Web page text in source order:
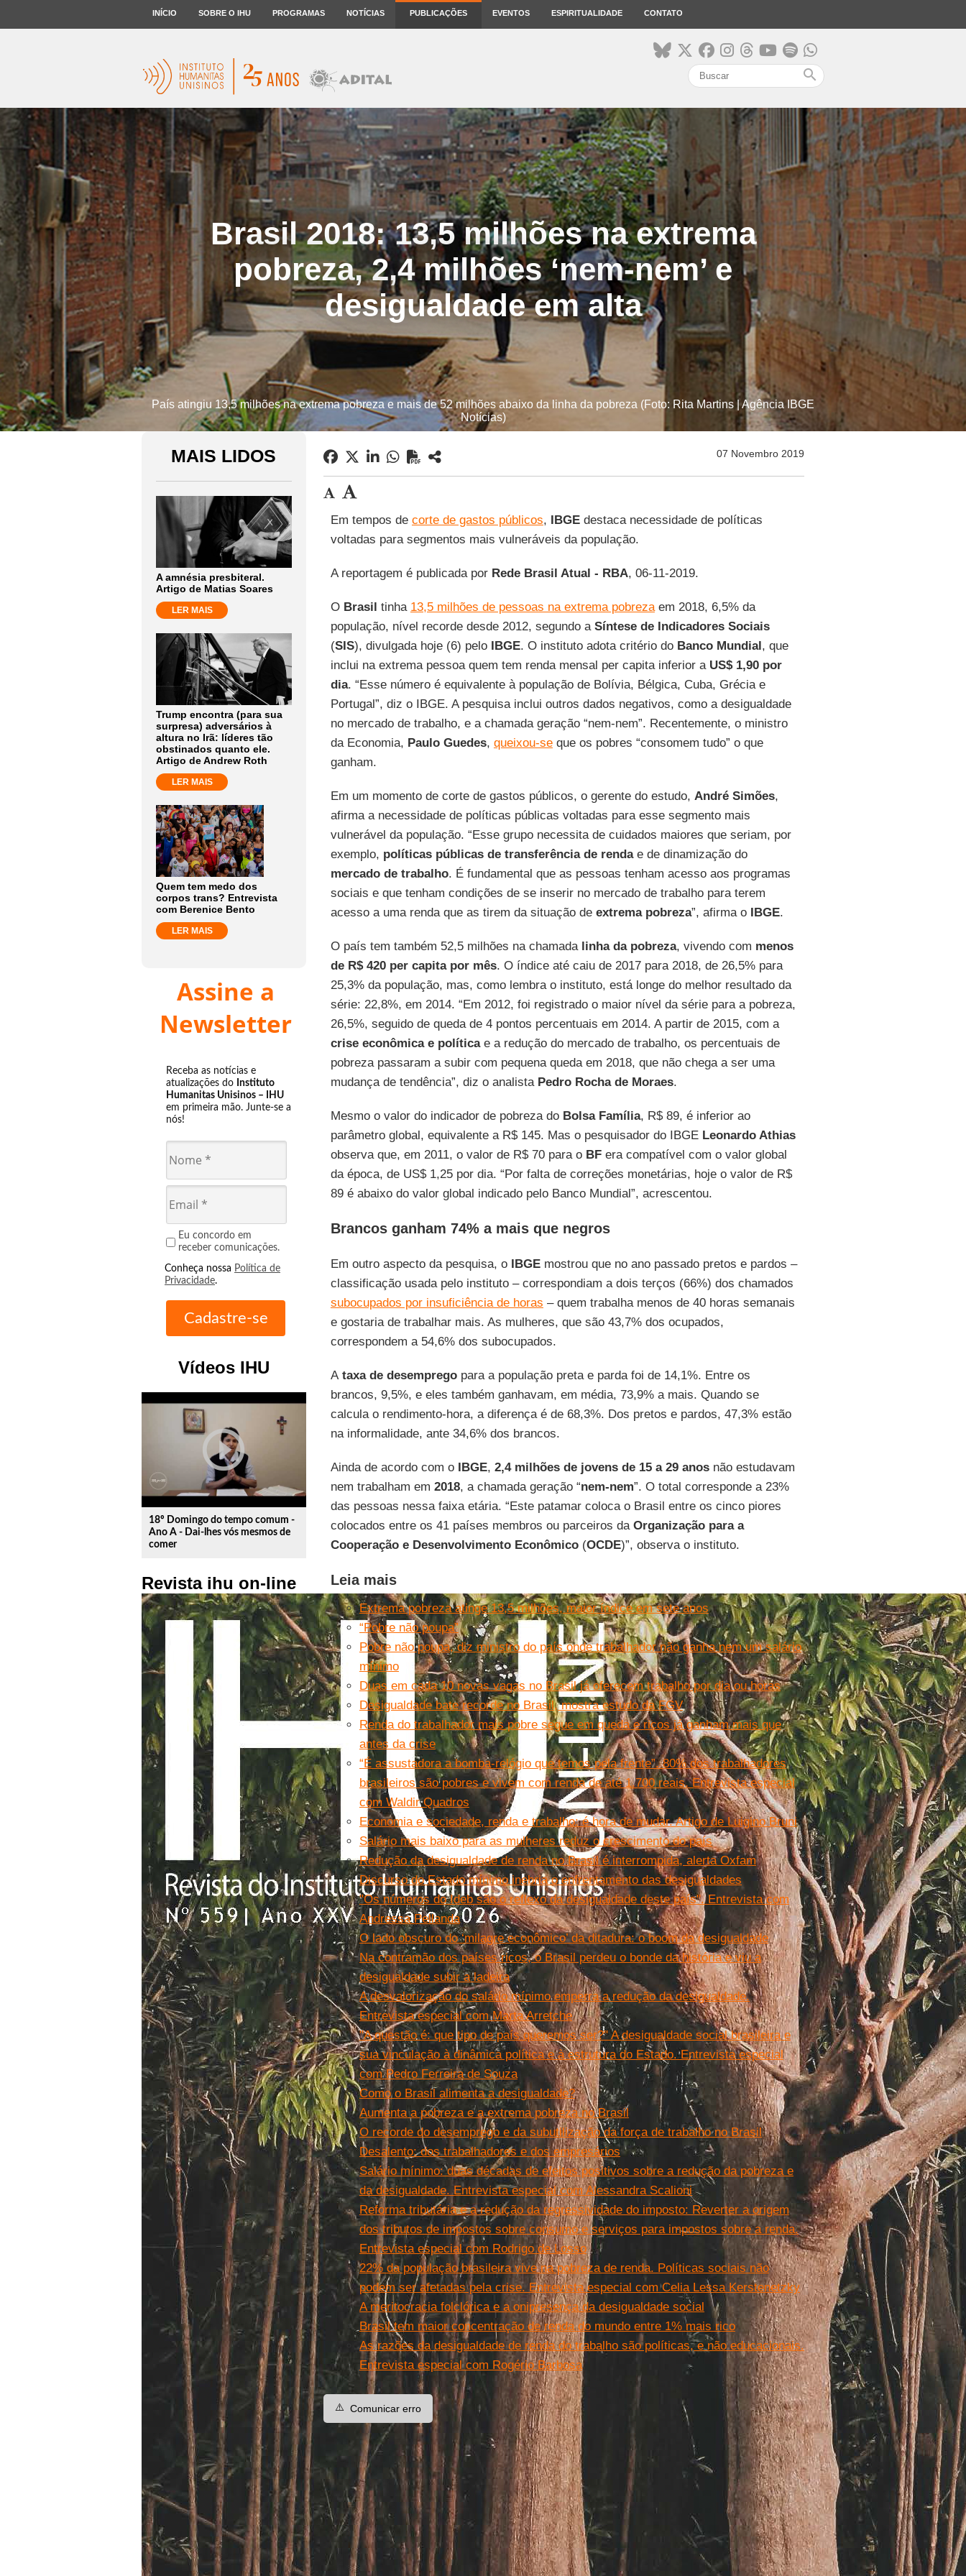
INÍCIO SOBRE O IHU PROGRAMAS NOTÍCIAS PUBLICAÇÕES EVENTOS ESPIRITUALIDADE CONTATO
search
Brasil 2018: 13,5 milhões na extrema
pobreza, 2,4 milhões ‘nem-nem’ e
desigualdade em alta
País atingiu 13,5 milhões na extrema pobreza e mais de 52 milhões abaixo da linha da pobreza (Foto: Rita Martins | Agência IBGE
Notícias)
MAIS LIDOS
A amnésia presbiteral.
Artigo de Matias Soares
LER MAIS
Trump encontra (para sua
surpresa) adversários à
altura no Irã: líderes tão
obstinados quanto ele.
Artigo de Andrew Roth
LER MAIS
Quem tem medo dos
corpos trans? Entrevista
com Berenice Bento
LER MAIS
Assine a
Newsletter
Receba as notícias e
atualizações do Instituto
Humanitas Unisinos – IHU
em primeira mão. Junte-se a
nós!
Eu concordo em
receber comunicações.
Conheça nossa Política de
Privacidade.
Vídeos IHU
play_circle_outline
18º Domingo do tempo comum -
Ano A - Dai-lhes vós mesmos de
comer
Revista ihu on-line
07 Novembro 2019
Em tempos de corte de gastos públicos, IBGEdestaca necessidade de políticas
voltadas para segmentos mais vulneráveis da população.
A reportagem é publicada por Rede Brasil Atual - RBA, 06-11-2019.
O Brasil tinha 13,5 milhões de pessoas na extrema pobrezaem 2018, 6,5% da
população, nível recorde desde 2012, segundo a Síntese de Indicadores Sociais
(SIS), divulgada hoje (6) pelo IBGE. O instituto adota critério do Banco Mundial, que
inclui na extrema pessoa quem tem renda mensal per capita inferior a US$ 1,90 por
dia. “Esse número é equivalente à população de Bolívia, Bélgica, Cuba, Grécia e
Portugal”, diz o IBGE. A pesquisa inclui outros dados negativos, como a desigualdade
no mercado de trabalho, e a chamada geração “nem-nem”. Recentemente, o ministro
da Economia, Paulo Guedes, queixou-seque os pobres “consomem tudo” o que
ganham.
Em um momento de corte de gastos públicos, o gerente do estudo, André Simões,
afirma a necessidade de políticas públicas voltadas para esse segmento mais
vulnerável da população. “Esse grupo necessita de cuidados maiores que seriam, por
exemplo, políticas públicas de transferência de rendae de dinamização do
mercado de trabalho. É fundamental que as pessoas tenham acesso aos programas
sociais e que tenham condições de se inserir no mercado de trabalho para terem
acesso a uma renda que as tirem da situação de extrema pobreza”, afirma o IBGE.
O país tem também 52,5 milhões na chamadalinha da pobreza, vivendo com menos
de R$ 420 per capita por mês. O índice até caiu de 2017 para 2018, de 26,5% para
25,3% da população, mas, como lembra o instituto, está longe do melhor resultado da
série: 22,8%, em 2014. “Em 2012, foi registrado o maior nível da série para a pobreza,
26,5%, seguido de queda de 4 pontos percentuais em 2014. A partir de 2015, com a
crise econômica e políticae a redução do mercado de trabalho, os percentuais de
pobreza passaram a subir com pequena queda em 2018, que não chega a ser uma
mudança de tendência”, diz o analista Pedro Rocha de Moraes.
Mesmo o valor do indicador de pobreza do Bolsa Família, R$ 89, é inferior ao
parâmetro global, equivalente a R$ 145. Mas o pesquisador do IBGE Leonardo Athias
observa que, em 2011, o valor de R$ 70 para o BFera compatível com o valor global
da época, de US$ 1,25 por dia. “Por falta de correções monetárias, hoje o valor de R$
89 é abaixo do valor global indicado pelo Banco Mundial”, acrescentou.
Brancos ganham 74% a mais que negros
Em outro aspecto da pesquisa, o IBGEmostrou que no ano passado pretos e pardos –
classificação usada pelo instituto – correspondiam a dois terços (66%) dos chamados
subocupados por insuficiência de horas – quem trabalha menos de 40 horas semanais
e gostaria de trabalhar mais. As mulheres, que são 43,7% dos ocupados,
correspondem a 54,6% dos subocupados.
Ataxa de desempregopara a população preta e parda foi de 14,1%. Entre os
brancos, 9,5%, e eles também ganhavam, em média, 73,9% a mais. Quando se
calcula o rendimento-hora, a diferença é de 68,3%. Dos pretos e pardos, 47,3% estão
na informalidade, ante 34,6% dos brancos.
Ainda de acordo com o IBGE, 2,4 milhões de jovens de 15 a 29 anosnão estudavam
nem trabalham em 2018, a chamada geração “nem-nem”. O total corresponde a 23%
das pessoas nessa faixa etária. “Este patamar coloca o Brasil entre os cinco piores
colocados entre os 41 países membros ou parceiros da Organização para a
Cooperação e Desenvolvimento Econômico(OCDE)”, observa o instituto.
Leia mais
Extrema pobreza atinge 13,5 milhões, maior índice em sete anos
“Pobre não poupa”
Pobre não poupa, diz ministro do país onde trabalhador não ganha nem um salário
mínimo
Duas em cada 10 novas vagas no Brasil já oferecem trabalho por dia ou horas
Desigualdade bate recorde no Brasil, mostra estudo da FGV
Renda do trabalhador mais pobre segue em queda e ricos já ganham mais que
antes da crise
“É assustadora a bomba-relógio que temos pela frente”. 80% dos trabalhadores
brasileiros são pobres e vivem com renda de até 1.700 reais. Entrevista especial
com Waldir Quadros
Economia e sociedade, renda e trabalho: é hora de mudar. Artigo de Luigino Bruni
Salário mais baixo para as mulheres reduz o crescimento do país
Redução da desigualdade de renda no Brasil é interrompida, alerta Oxfam
Discurso do Estado mínimo inebria o enfrentamento das desigualdades
"Os números do Ideb são o reflexo da desigualdade deste país". Entrevista com
Andressa Pellanda
O lado obscuro do ‘milagre econômico’ da ditadura: o boom da desigualdade
Na contramão dos países ricos, o Brasil perdeu o bonde da história e viu a
desigualdade subir a ladeira
A desvalorização do salário mínimo emperra a redução da desigualdade.
Entrevista especial com Marta Arretche
"A questão é: que tipo de país queremos ser?" A desigualdade social brasileira e
sua vinculação à dinâmica política e à estrutura do Estado. Entrevista especial
com Pedro Ferreira de Souza
Como o Brasil alimenta a desigualdade?
Aumenta a pobreza e a extrema pobreza no Brasil
O recorde do desemprego e da subutilização da força de trabalho no Brasil
Desalento: dos trabalhadores e dos empresários
Salário mínimo: duas décadas de efeitos positivos sobre a redução da pobreza e
da desigualdade. Entrevista especial com Alessandra Scalioni
Reforma tributária e a redução da regressividade do imposto: Reverter a origem
dos tributos de impostos sobre consumo e serviços para impostos sobre a renda.
Entrevista especial com Rodrigo de Losso
22% da população brasileira vive na pobreza de renda. Políticas sociais não
podem ser afetadas pela crise. Entrevista especial com Celia Lessa Kerstenetzky
A meritocracia folclórica e a onipresença da desigualdade social
Brasil tem maior concentração de renda do mundo entre 1% mais rico
As razões da desigualdade de renda do trabalho são políticas, e não educacionais.
Entrevista especial com Rogério Barbosa
⚠️ Comunicar erro